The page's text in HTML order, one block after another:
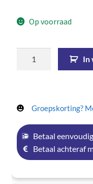
Op voorraad
In
Groepskorting?
Betaal
Betaal achteraf